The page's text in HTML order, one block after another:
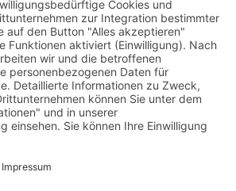
Bezirksverband Potsdam e. V.
|Barrierefreiheitserklärung